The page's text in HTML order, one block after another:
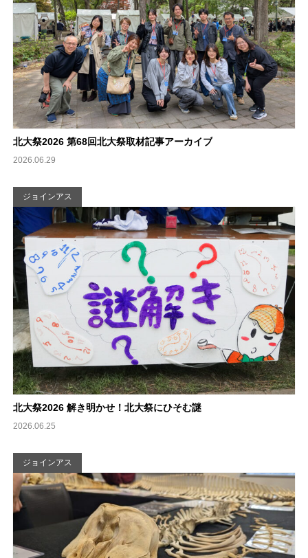
北大祭2026 第68回北大祭取材記事アーカイブ
2026.06.29
ジョインアス
北大祭2026 解き明かせ！北大祭にひそむ謎
2026.06.25
ジョインアス